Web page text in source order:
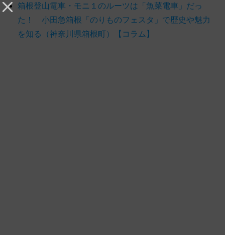
箱根登山電車・モニ１のルーツは「魚菜電車」だっ
た！ 小田急箱根「のりものフェスタ」で歴史や魅力
を知る（神奈川県箱根町）【コラム】